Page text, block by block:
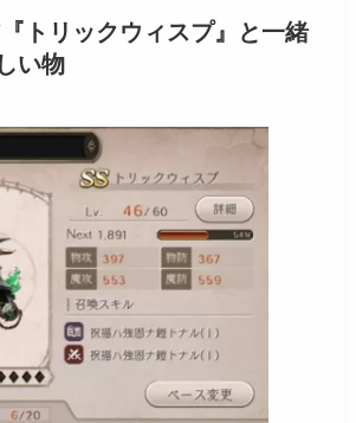
トリックウィスプ』と一緒
い物